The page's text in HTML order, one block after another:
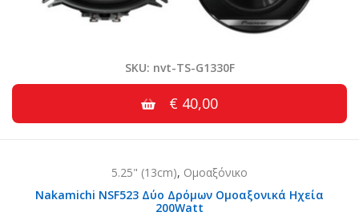
SKU: nvt-TS-G1330F
€ 40,00
5.25" (13cm), Ομοαξόνικο
Nakamichi NSF523 Δύο Δρόμων Ομοαξονικά Ηχεία
200Watt